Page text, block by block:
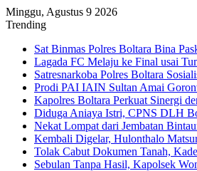
Minggu, Agustus 9 2026
Trending
Sat Binmas Polres Boltara Bina
Lagada FC Melaju ke Final usai
Satresnarkoba Polres Boltara
Prodi PAI IAIN Sultan Amai
Kapolres Boltara Perkuat Sinergi
Diduga Aniaya Istri, CPNS DLH
Nekat Lompat dari Jembatan
Kembali Digelar, Hulonthalo
Tolak Cabut Dokumen Tanah,
Sebulan Tanpa Hasil, Kapolsek